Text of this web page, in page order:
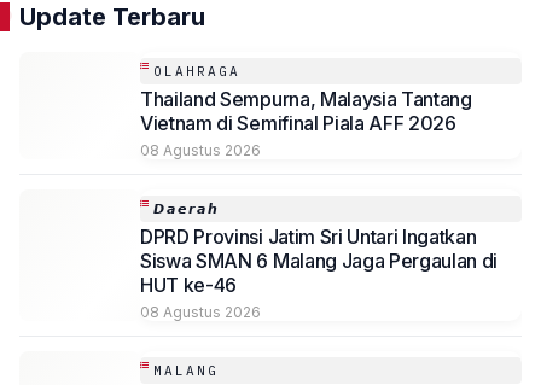
Update Terbaru
OLAHRAGA
Thailand Sempurna, Malaysia Tantang
Vietnam di Semifinal Piala AFF 2026
08 Agustus 2026
𝘿𝙖𝙚𝙧𝙖𝙝
DPRD Provinsi Jatim Sri Untari Ingatkan
Siswa SMAN 6 Malang Jaga Pergaulan di
HUT ke-46
08 Agustus 2026
MALANG